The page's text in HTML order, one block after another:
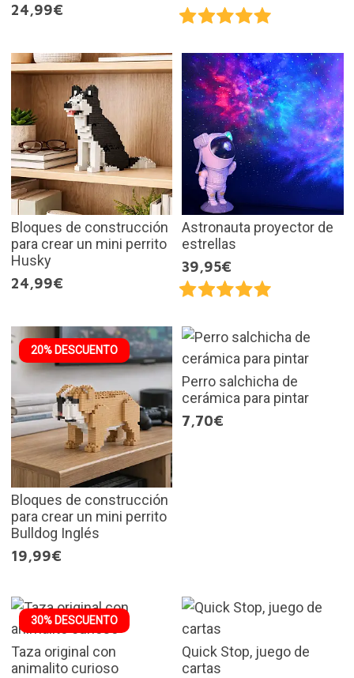
24,99€
Bloques de construcción
para crear un mini perrito
Husky
24,99€
Astronauta proyector de
estrellas
39,95€
20% DESCUENTO
Bloques de construcción
para crear un mini perrito
Bulldog Inglés
19,99€
Perro salchicha de
cerámica para pintar
7,70€
30% DESCUENTO
Taza original con
animalito curioso
Quick Stop, juego de
cartas